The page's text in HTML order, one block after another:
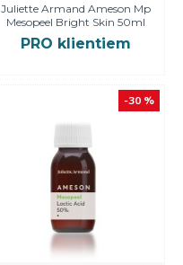
Juliette Armand Ameson Mp
Mesopeel Bright Skin 50ml
PRO klientiem
-30 %